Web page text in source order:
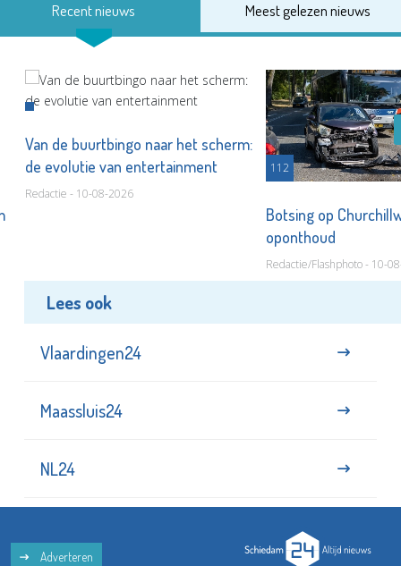
Recent nieuws Meest gelezen nieuws
Van de buurtbingo naar het scherm:
de evolutie van entertainment
Redactie - 10-08-2026
112
Botsing op
oponthoud
Redactie/Flashphoto - 10-
Lees ook
Vlaardingen24
Maassluis24
NL24
Adverteren